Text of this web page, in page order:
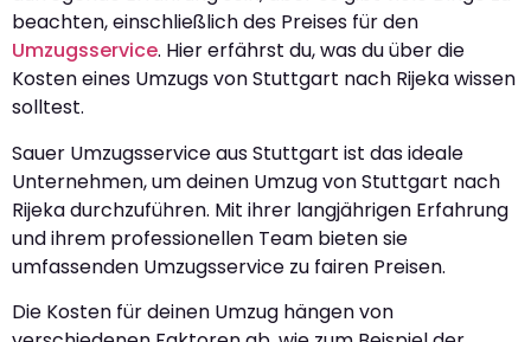
beachten, einschließlich des Preises für den
Umzugsservice. Hier erfährst du, was du über die
Kosten eines Umzugs von Stuttgart nach Rijeka wissen
solltest.
Sauer Umzugsservice aus Stuttgart ist das ideale
Unternehmen, um deinen Umzug von Stuttgart nach
Rijeka durchzuführen. Mit ihrer langjährigen Erfahrung
und ihrem professionellen Team bieten sie
umfassenden Umzugsservice zu fairen Preisen.
Die Kosten für deinen Umzug hängen von